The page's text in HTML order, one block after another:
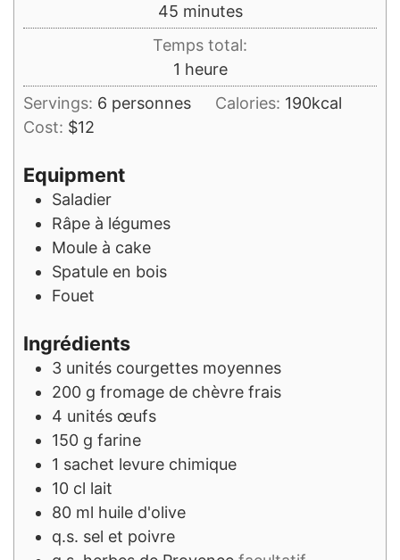
45minutes
minutes
Temps total:
1 heure
heure
Servings: 6 personnes Calories: 190kcal
Cost: $12
Equipment
Saladier
Râpe à légumes
Moule à cake
Spatule en bois
Fouet
Ingrédients
3 unités courgettes moyennes
200 g fromage de chèvre frais
4 unités œufs
150 g farine
1 sachet levure chimique
10 cl lait
80 ml huile d'olive
q.s. sel et poivre